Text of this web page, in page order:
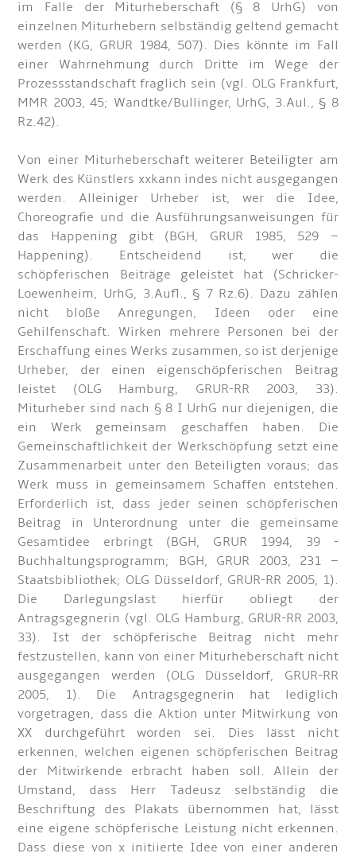
im Falle der Miturheberschaft (§ 8 UrhG) von
einzelnen Miturhebern selbständig geltend gemacht
werden (KG, GRUR 1984, 507). Dies könnte im Fall
einer Wahrnehmung durch Dritte im Wege der
Prozessstandschaft fraglich sein (vgl. OLG Frankfurt,
MMR 2003, 45; Wandtke/Bullinger, UrhG, 3.Aul., § 8
Rz.42).
Von einer Miturheberschaft weiterer Beteiligter am
Werk des Künstlers xxkann indes nicht ausgegangen
werden. Alleiniger Urheber ist, wer die Idee,
Choreografie und die Ausführungsanweisungen für
das Happening gibt (BGH, GRUR 1985, 529 –
Happening). Entscheidend ist, wer die
schöpferischen Beiträge geleistet hat (Schricker-
Loewenheim, UrhG, 3.Aufl., § 7 Rz.6). Dazu zählen
nicht bloße Anregungen, Ideen oder eine
Gehilfenschaft. Wirken mehrere Personen bei der
Erschaffung eines Werks zusammen, so ist derjenige
Urheber, der einen eigenschöpferischen Beitrag
leistet (OLG Hamburg, GRUR-RR 2003, 33).
Miturheber sind nach § 8 I UrhG nur diejenigen, die
ein Werk gemeinsam geschaffen haben. Die
Gemeinschaftlichkeit der Werkschöpfung setzt eine
Zusammenarbeit unter den Beteiligten voraus; das
Werk muss in gemeinsamem Schaffen entstehen.
Erforderlich ist, dass jeder seinen schöpferischen
Beitrag in Unterordnung unter die gemeinsame
Gesamtidee erbringt (BGH, GRUR 1994, 39 -
Buchhaltungsprogramm; BGH, GRUR 2003, 231 –
Staatsbibliothek; OLG Düsseldorf, GRUR-RR 2005, 1).
Die Darlegungslast hierfür obliegt der
Antragsgegnerin (vgl. OLG Hamburg, GRUR-RR 2003,
33). Ist der schöpferische Beitrag nicht mehr
festzustellen, kann von einer Miturheberschaft nicht
ausgegangen werden (OLG Düsseldorf, GRUR-RR
2005, 1). Die Antragsgegnerin hat lediglich
vorgetragen, dass die Aktion unter Mitwirkung von
XX durchgeführt worden sei. Dies lässt nicht
erkennen, welchen eigenen schöpferischen Beitrag
der Mitwirkende erbracht haben soll. Allein der
Umstand, dass Herr Tadeusz selbständig die
Beschriftung des Plakats übernommen hat, lässt
eine eigene schöpferische Leistung nicht erkennen.
Dass diese von x initiierte Idee von einer anderen